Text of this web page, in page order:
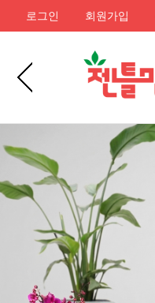
로그인 회원가입